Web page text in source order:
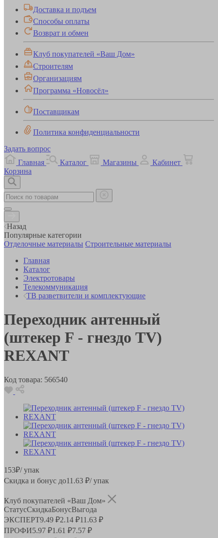
Доставка и подъем
Способы оплаты
Возврат и обмен
Клуб покупателей «Ваш Дом»
Строителям
Организациям
Программа «Новосёл»
Поставщикам
Политика конфиденциальности
Задать вопрос
Главная
Каталог Магазины
Кабинет
Корзина
Назад
Популярные категории
Отделочные материалы Строительные материалы
Главная
Каталог
Электротовары
Телекоммуникация
ТВ разветвители и комплектующие
Переходник антенный
(штекер F - гнездо TV)
REXANT
Код товара: 566540
153₽/ упак
Скидка и бонус до11.63 ₽/ упак
Клуб покупателей «Ваш Дом»
СтатусСкидкаБонусВыгода
ЭКСПЕРТ9.49 ₽2.14 ₽11.63 ₽
ПРОФИ5.97 ₽1.61 ₽7.57 ₽